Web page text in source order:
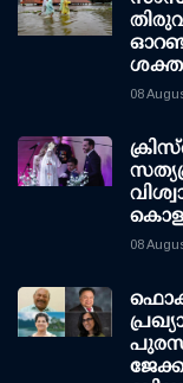
08
08